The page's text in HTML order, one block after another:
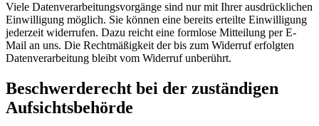
Viele Datenverarbeitungsvorgänge sind nur mit Ihrer ausdrücklichen
Einwilligung möglich. Sie können eine bereits erteilte Einwilligung
jederzeit widerrufen. Dazu reicht eine formlose Mitteilung per E-
Mail an uns. Die Rechtmäßigkeit der bis zum Widerruf erfolgten
Datenverarbeitung bleibt vom Widerruf unberührt.
Beschwerderecht bei der zuständigen
Aufsichtsbehörde